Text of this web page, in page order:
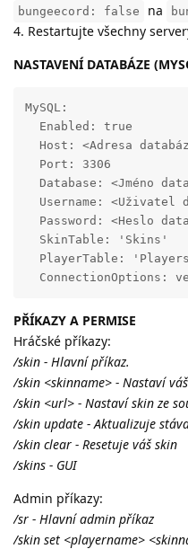
bungeecord: false na
4. Restartujte všechny
NASTAVENÍ DATABÁZE
MySQL:
  Enabled: true
Host: <Adresa
  Port: 3306
Database: <Jméno
Username: <Uživatel
Password: <Heslo
  SkinTable: 'Skins'
PlayerTable:
ConnectionOptions:
PŘÍKAZY A PERMISE
Hráčské příkazy:
/skin - Hlavní příkaz.
/skin <skinname> - Nastaví
/skin <url> - Nastaví skin ze
/skin update - Aktualizuje
/skin clear - Resetuje váš skin
/skins - GUI
Admin příkazy:
/sr - Hlavní admin příkaz
/skin set <playername>